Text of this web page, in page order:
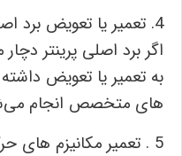
اگر برد اصلی پرینتر
به تعمیر یا تعویض
‌های متخصص انجام